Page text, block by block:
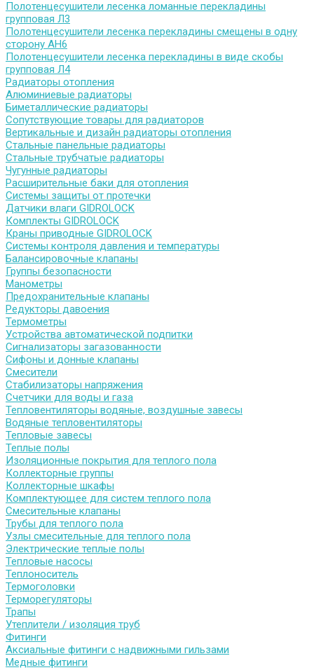
Полотенцесушители лесенка ломанные перекладины
групповая Л3
Полотенцесушители лесенка перекладины смещены в одну
сторону АН6
Полотенцесушители лесенка перекладины в виде скобы
групповая Л4
Радиаторы отопления
Алюминиевые радиаторы
Биметаллические радиаторы
Сопутствующие товары для радиаторов
Вертикальные и дизайн радиаторы отопления
Стальные панельные радиаторы
Стальные трубчатые радиаторы
Чугунные радиаторы
Расширительные баки для отопления
Системы защиты от протечки
Датчики влаги GIDROLOCK
Комплекты GIDROLOCK
Краны приводные GIDROLOCK
Системы контроля давления и температуры
Балансировочные клапаны
Группы безопасности
Манометры
Предохранительные клапаны
Редукторы давоения
Термометры
Устройства автоматической подпитки
Сигнализаторы загазованности
Сифоны и донные клапаны
Смесители
Стабилизаторы напряжения
Счетчики для воды и газа
Тепловентиляторы водяные, воздушные завесы
Водяные тепловентиляторы
Тепловые завесы
Теплые полы
Изоляционные покрытия для теплого пола
Коллекторные группы
Коллекторные шкафы
Комплектующее для систем теплого пола
Смесительные клапаны
Трубы для теплого пола
Узлы смесительные для теплого пола
Электрические теплые полы
Тепловые насосы
Теплоноситель
Термоголовки
Терморегуляторы
Трапы
Утеплители / изоляция труб
Фитинги
Аксиальные фитинги с надвижными гильзами
Медные фитинги